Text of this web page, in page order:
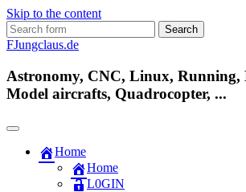
Skip to the content
Search
for:
FJungclaus.de
Astronomy, CNC, Linux, Running,
Model aircrafts, Quadrocopter, ...
Home
Home
L​0​​GIN